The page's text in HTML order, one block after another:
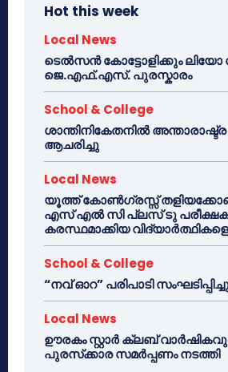
Hot this week
Local News
ടെൽസൻ കോട്ടോളിക്കും ലിയോ
ജെ.എഫ്.എസ്. പുരസ്കാരം
School & College
ശാന്തിനികേതനിൽ
ആചരിച്ചു
Local News
യൂത്ത് കോൺഗ്രസ്സ്
എസ് എൽ സി പ്ലസ് ടു
കരസ്ഥമാക്കിയ
School & College
“നവ് ഓറ” പരിപാടി
Local News
ഊരകം സ്റ്റാർ ക്ലബ്
പുരസ്‌ക്കാര സമർപ്പണം നടത്തി